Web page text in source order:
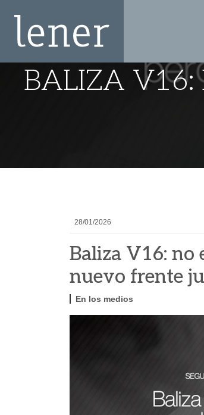
BALIZA V16:
28/01/2026
Baliza V16: no
nuevo frente
En los medios